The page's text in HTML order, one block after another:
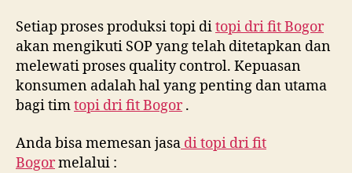
Setiap proses produksi topi ditopi dri fit Bogor
akan mengikuti SOP yang telah ditetapkan dan
melewati proses quality control. Kepuasan
konsumen adalah hal yang penting dan utama
bagi timtopi dri fit Bogor.
Anda bisa memesan jasa ditopi dri fit
Bogormelalui :